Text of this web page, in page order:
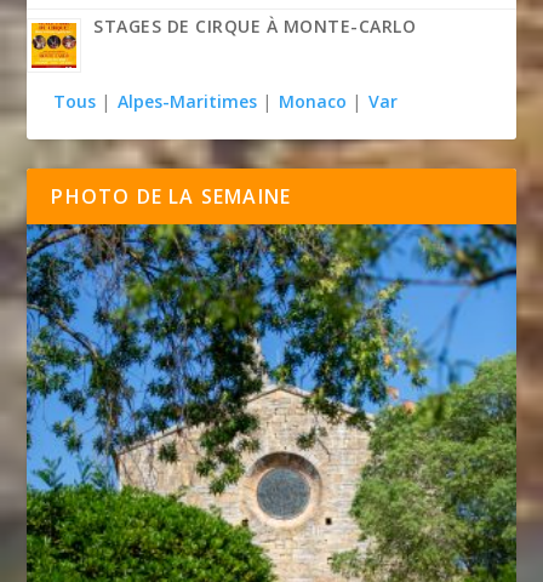
STAGES DE CIRQUE À MONTE-CARLO
Tous | Alpes-Maritimes | Monaco | Var
PHOTO DE LA SEMAINE